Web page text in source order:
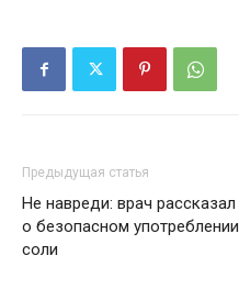
Предыдущая статья
Не навреди: врач рассказал
о безопасном употреблении
соли